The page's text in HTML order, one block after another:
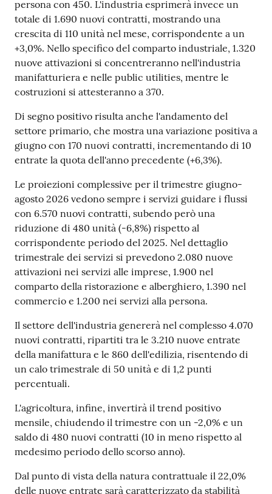
su
persona con 450. L'industria esprimerà invece un
totale di 1.690 nuovi contratti, mostrando una
crescita di 110 unità nel mese, corrispondente a un
+3,0%. Nello specifico del comparto industriale, 1.320
nuove attivazioni si concentreranno nell'industria
manifatturiera e nelle public utilities, mentre le
costruzioni si attesteranno a 370.
Di segno positivo risulta anche l'andamento del
settore primario, che mostra una variazione positiva a
giugno con 170 nuovi contratti, incrementando di 10
entrate la quota dell'anno precedente (+6,3%).
Le proiezioni complessive per il trimestre giugno-
agosto 2026 vedono sempre i servizi guidare i flussi
con 6.570 nuovi contratti, subendo però una
riduzione di 480 unità (-6,8%) rispetto al
corrispondente periodo del 2025. Nel dettaglio
trimestrale dei servizi si prevedono 2.080 nuove
attivazioni nei servizi alle imprese, 1.900 nel
comparto della ristorazione e alberghiero, 1.390 nel
commercio e 1.200 nei servizi alla persona.
Il settore dell'industria genererà nel complesso 4.070
nuovi contratti, ripartiti tra le 3.210 nuove entrate
della manifattura e le 860 dell'edilizia, risentendo di
un calo trimestrale di 50 unità e di 1,2 punti
percentuali.
L'agricoltura, infine, invertirà il trend positivo
mensile, chiudendo il trimestre con un -2,0% e un
saldo di 480 nuovi contratti (10 in meno rispetto al
medesimo periodo dello scorso anno).
Dal punto di vista della natura contrattuale il 22,0%
delle nuove entrate sarà caratterizzato da stabilità